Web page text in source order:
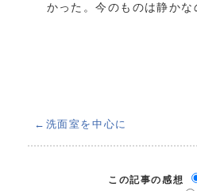
かった。今のものは静かな
←洗面室を中心に
この記事の感想